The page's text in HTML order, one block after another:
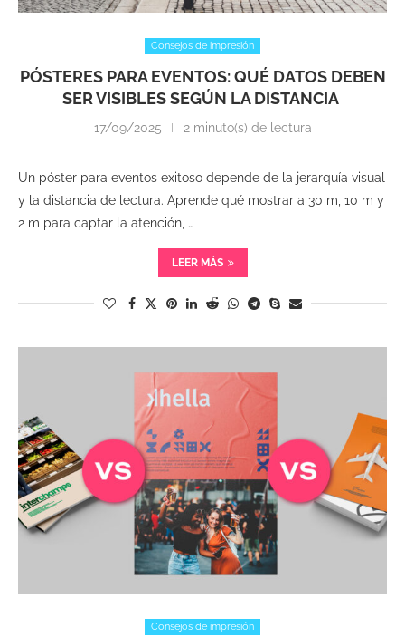
Consejos de impresión
PÓSTERES PARA EVENTOS: QUÉ DATOS DEBEN
SER VISIBLES SEGÚN LA DISTANCIA
17/09/2025 2 minuto(s) de lectura
Un póster para eventos exitoso depende de la jerarquía visual
y la distancia de lectura. Aprende qué mostrar a 30 m, 10 m y
2 m para captar la atención, …
LEER MÁS
Consejos de impresión